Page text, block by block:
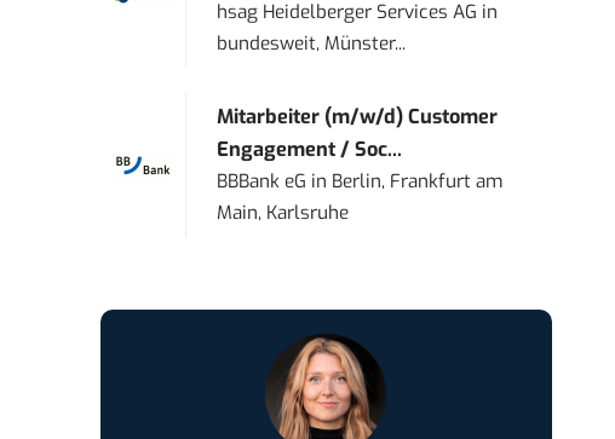
hsag Heidelberger Services AG in
bundesweit, Münster...
Mitarbeiter (m/w/d) Customer
Engagement / Soc...
BBBank eG in Berlin, Frankfurt am
Main, Karlsruhe